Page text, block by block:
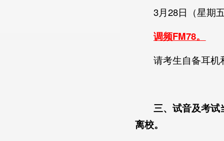
3月28日（星期
调频FM78。
请考生自备耳机
三、试音及考
离校。